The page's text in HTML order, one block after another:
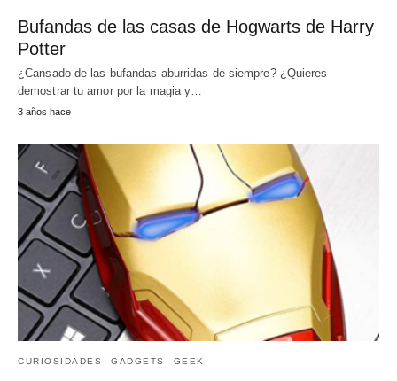
Bufandas de las casas de Hogwarts de Harry
Potter
¿Cansado de las bufandas aburridas de siempre? ¿Quieres
demostrar tu amor por la magia y…
3 años hace
CURIOSIDADES GADGETS GEEK